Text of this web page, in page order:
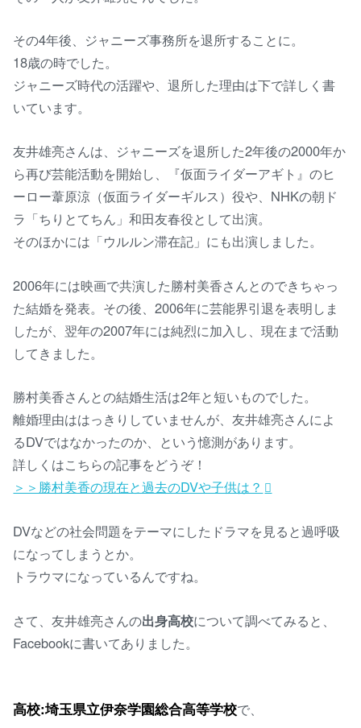
その4年後、ジャニーズ事務所を退所することに。
18歳の時でした。
ジャニーズ時代の活躍や、退所した理由は下で詳しく書
いています。
友井雄亮さんは、ジャニーズを退所した2年後の2000年か
ら再び芸能活動を開始し、『仮面ライダーアギト』のヒ
ーロー葦原涼（仮面ライダーギルス）役や、NHKの朝ド
ラ「ちりとてちん」和田友春役として出演。
そのほかには「ウルルン滞在記」にも出演しました。
2006年には映画で共演した勝村美香さんとのできちゃっ
た結婚を発表。その後、2006年に芸能界引退を表明しま
したが、翌年の2007年には純烈に加入し、現在まで活動
してきました。
勝村美香さんとの結婚生活は2年と短いものでした。
離婚理由ははっきりしていませんが、友井雄亮さんによ
るDVではなかったのか、という憶測があります。
詳しくはこちらの記事をどうぞ！
＞＞勝村美香の現在と過去のDVや子供は？
DVなどの社会問題をテーマにしたドラマを見ると過呼吸
になってしまうとか。
トラウマになっているんですね。
さて、友井雄亮さんの出身高校について調べてみると、
Facebookに書いてありました。
高校:埼玉県立伊奈学園総合高等学校で、